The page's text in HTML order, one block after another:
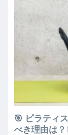
🎯 ピラティ
べき理由は